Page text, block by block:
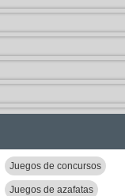
Juegos de concursos
Juegos de azafatas